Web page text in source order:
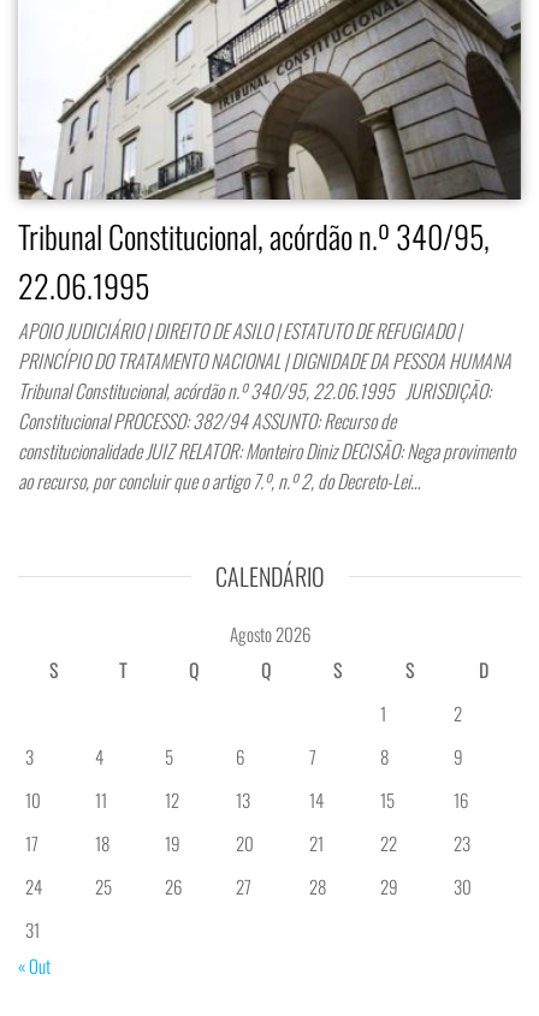
Tribunal Constitucional, acórdão n.º 340/95,
22.06.1995
APOIO JUDICIÁRIO | DIREITO DE ASILO | ESTATUTO DE REFUGIADO |
PRINCÍPIO DO TRATAMENTO NACIONAL | DIGNIDADE DA PESSOA HUMANA
Tribunal Constitucional, acórdão n.º 340/95, 22.06.1995 JURISDIÇÃO:
Constitucional PROCESSO: 382/94 ASSUNTO: Recurso de
constitucionalidade JUIZ RELATOR: Monteiro Diniz DECISÃO: Nega provimento
ao recurso, por concluir que o artigo 7.º, n.º 2, do Decreto-Lei…
CALENDÁRIO
Agosto 2026
S
T Q Q S S
D
1
2
3
4 5 6 7 8
9
10
11 12 13 14 15
16
17
18 19 20 21 22
23
24
25 26 27 28 29
30
31
« Out